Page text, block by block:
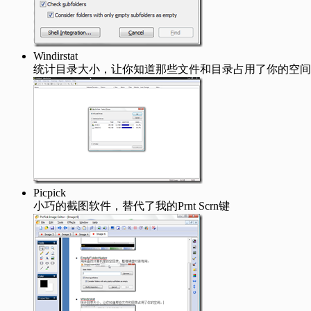
Windirstat
统计目录大小，让你知道那些文件和目录占用了你的空
Picpick
小巧的截图软件，替代了我的Prnt Scrn键